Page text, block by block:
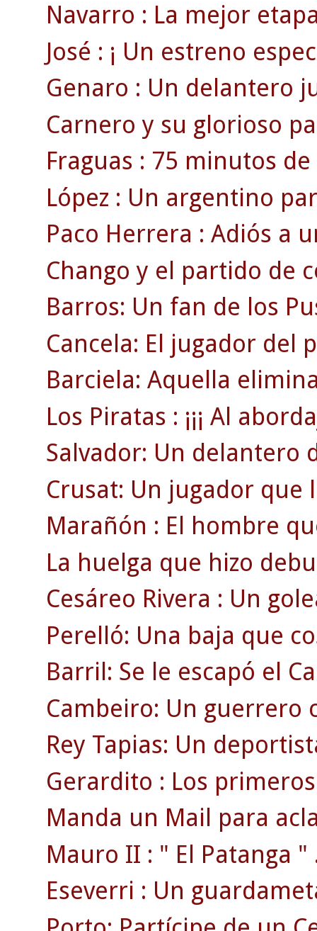
Navarro : La mejor
José : ¡ Un estreno
Genaro : Un delantero
Carnero y su glorioso
Fraguas : 75 minutos
López : Un argentino
Paco Herrera : Adiós a
Chango y el partido de
Barros: Un fan de los
Cancela: El jugador del
Barciela: Aquella
Los Piratas : ¡¡¡ Al
Salvador: Un delantero
Crusat: Un jugador que
Marañón : El hombre
La huelga que hizo
Cesáreo Rivera : Un
Perelló: Una baja que
Barril: Se le escapó el
Cambeiro: Un guerrero
Rey Tapias: Un
Gerardito : Los
Manda un Mail para
Mauro II : " El Patanga "
Eseverri : Un